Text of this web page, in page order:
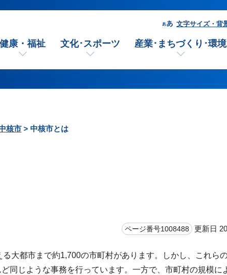
文字サイズ・背
健康・福祉 文化･スポーツ 産業･まちづくり･環境
核市 > 中核市とは
ページ番号1008488 更新日
大都市まで約1,700の市町村があります。しかし、これら
同じような事務を行っています。一方で、市町村の規模に